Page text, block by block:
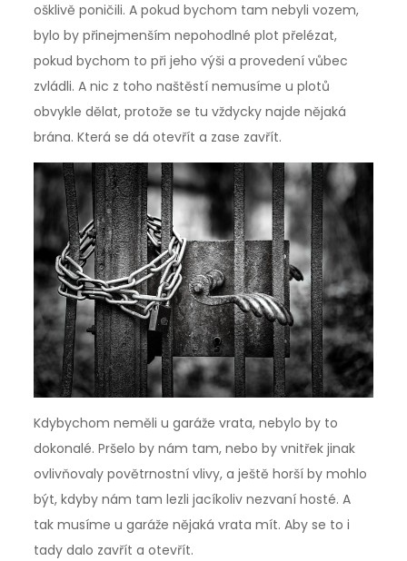
ošklivě poničili. A pokud bychom tam nebyli vozem,
bylo by přinejmenším nepohodlné plot přelézat,
pokud bychom to při jeho výši a provedení vůbec
zvládli. A nic z toho naštěstí nemusíme u plotů
obvykle dělat, protože se tu vždycky najde nějaká
brána. Která se dá otevřít a zase zavřít.
Kdybychom neměli u garáže vrata, nebylo by to
dokonalé. Pršelo by nám tam, nebo by vnitřek jinak
ovlivňovaly povětrnostní vlivy, a ještě horší by mohlo
být, kdyby nám tam lezli jacíkoliv nezvaní hosté. A
tak musíme u garáže nějaká vrata mít. Aby se to i
tady dalo zavřít a otevřít.